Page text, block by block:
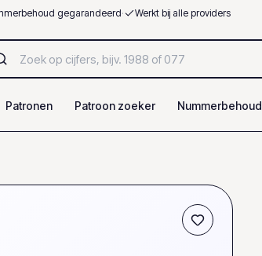
gegarandeerd· Werkt bij alle providers
Patronen Patroon zoeker Nummerbehoud